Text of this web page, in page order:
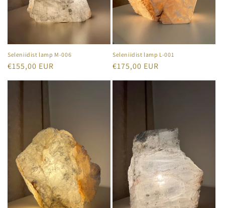
Seleniidist lamp M-006
Tavahind
€155,00 EUR
Seleniidist lamp L-001
Tavahind
€175,00 EUR